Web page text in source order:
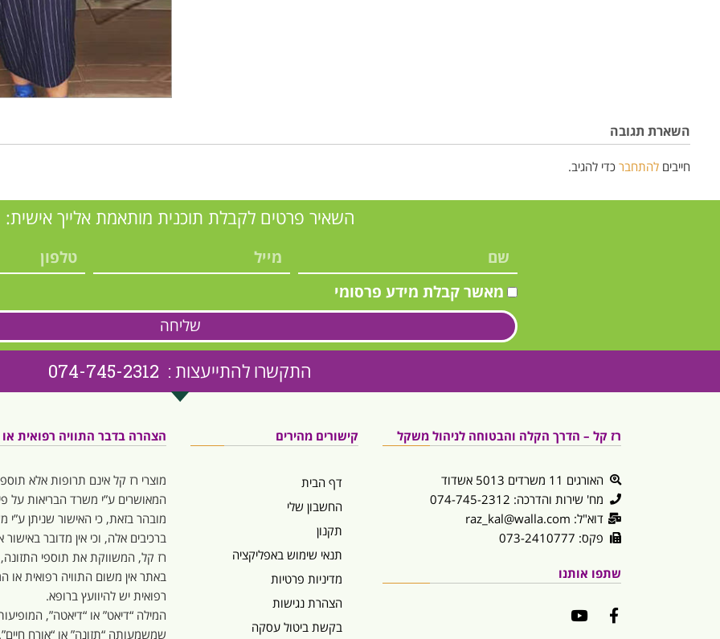
השארת תגובה
חייבים להתחבר כדי להגיב.
השאיר פרטים לקבלת תוכנית מותאמת אלייך אישית:
מאשר קבלת מידע פרסומי
שליחה
התקשרו להתייעצות : 074-745-2312
רז קל – הדרך הקלה והבטוחה לניהול משקל
האורגים 11 משרדים 5013 אשדוד
מח' שירות והדרכה: 074-745-2312
דוא"ל: raz_kal@walla.com
פקס: 073-2410777
שתפו אותנו
קישורים מהירים
דף הבית
החשבון שלי
תקנון
תנאי שימוש באפליקציה
מדיניות פרטיות
הצהרת נגישות
בקשת ביטול עסקה
הצהרה בדבר התוויה רפואית או
מוצרי רז קל אינם תרופות אלא
המאושרים ע”י משרד הבריאות על
מובהר בזאת, כי האישור שניתן
ברכיבים אלה, וכי אין מדובר
רז קל, המשווקת את תוספי
באתר אין משום התוויה רפואית או
רפואית יש להיוועץ ברופא.
שמשמעותה “תזונה” או “אורח חיים”.